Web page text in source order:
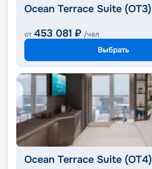
Ocean Terrace Suite (OT3)
от 453 081 ₽ /чел
Выбрать
Ocean Terrace Suite (OT4)